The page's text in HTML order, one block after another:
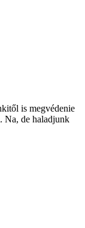
is megvédenie
Na, de haladjunk